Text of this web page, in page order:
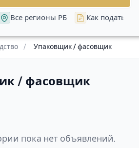
Все регионы РБ Как подать
/ Упаковщик / фасовщик
/ фасовщик
пока нет объявлений.